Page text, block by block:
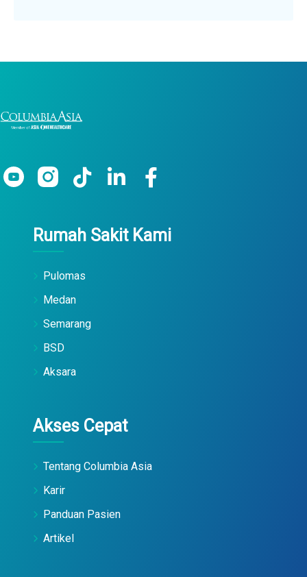
Rumah Sakit Kami
Pulomas
Medan
Semarang
BSD
Aksara
Akses Cepat
Tentang Columbia Asia
Karir
Panduan Pasien
Artikel